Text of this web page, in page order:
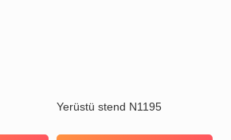
Yerüstü stend N1195